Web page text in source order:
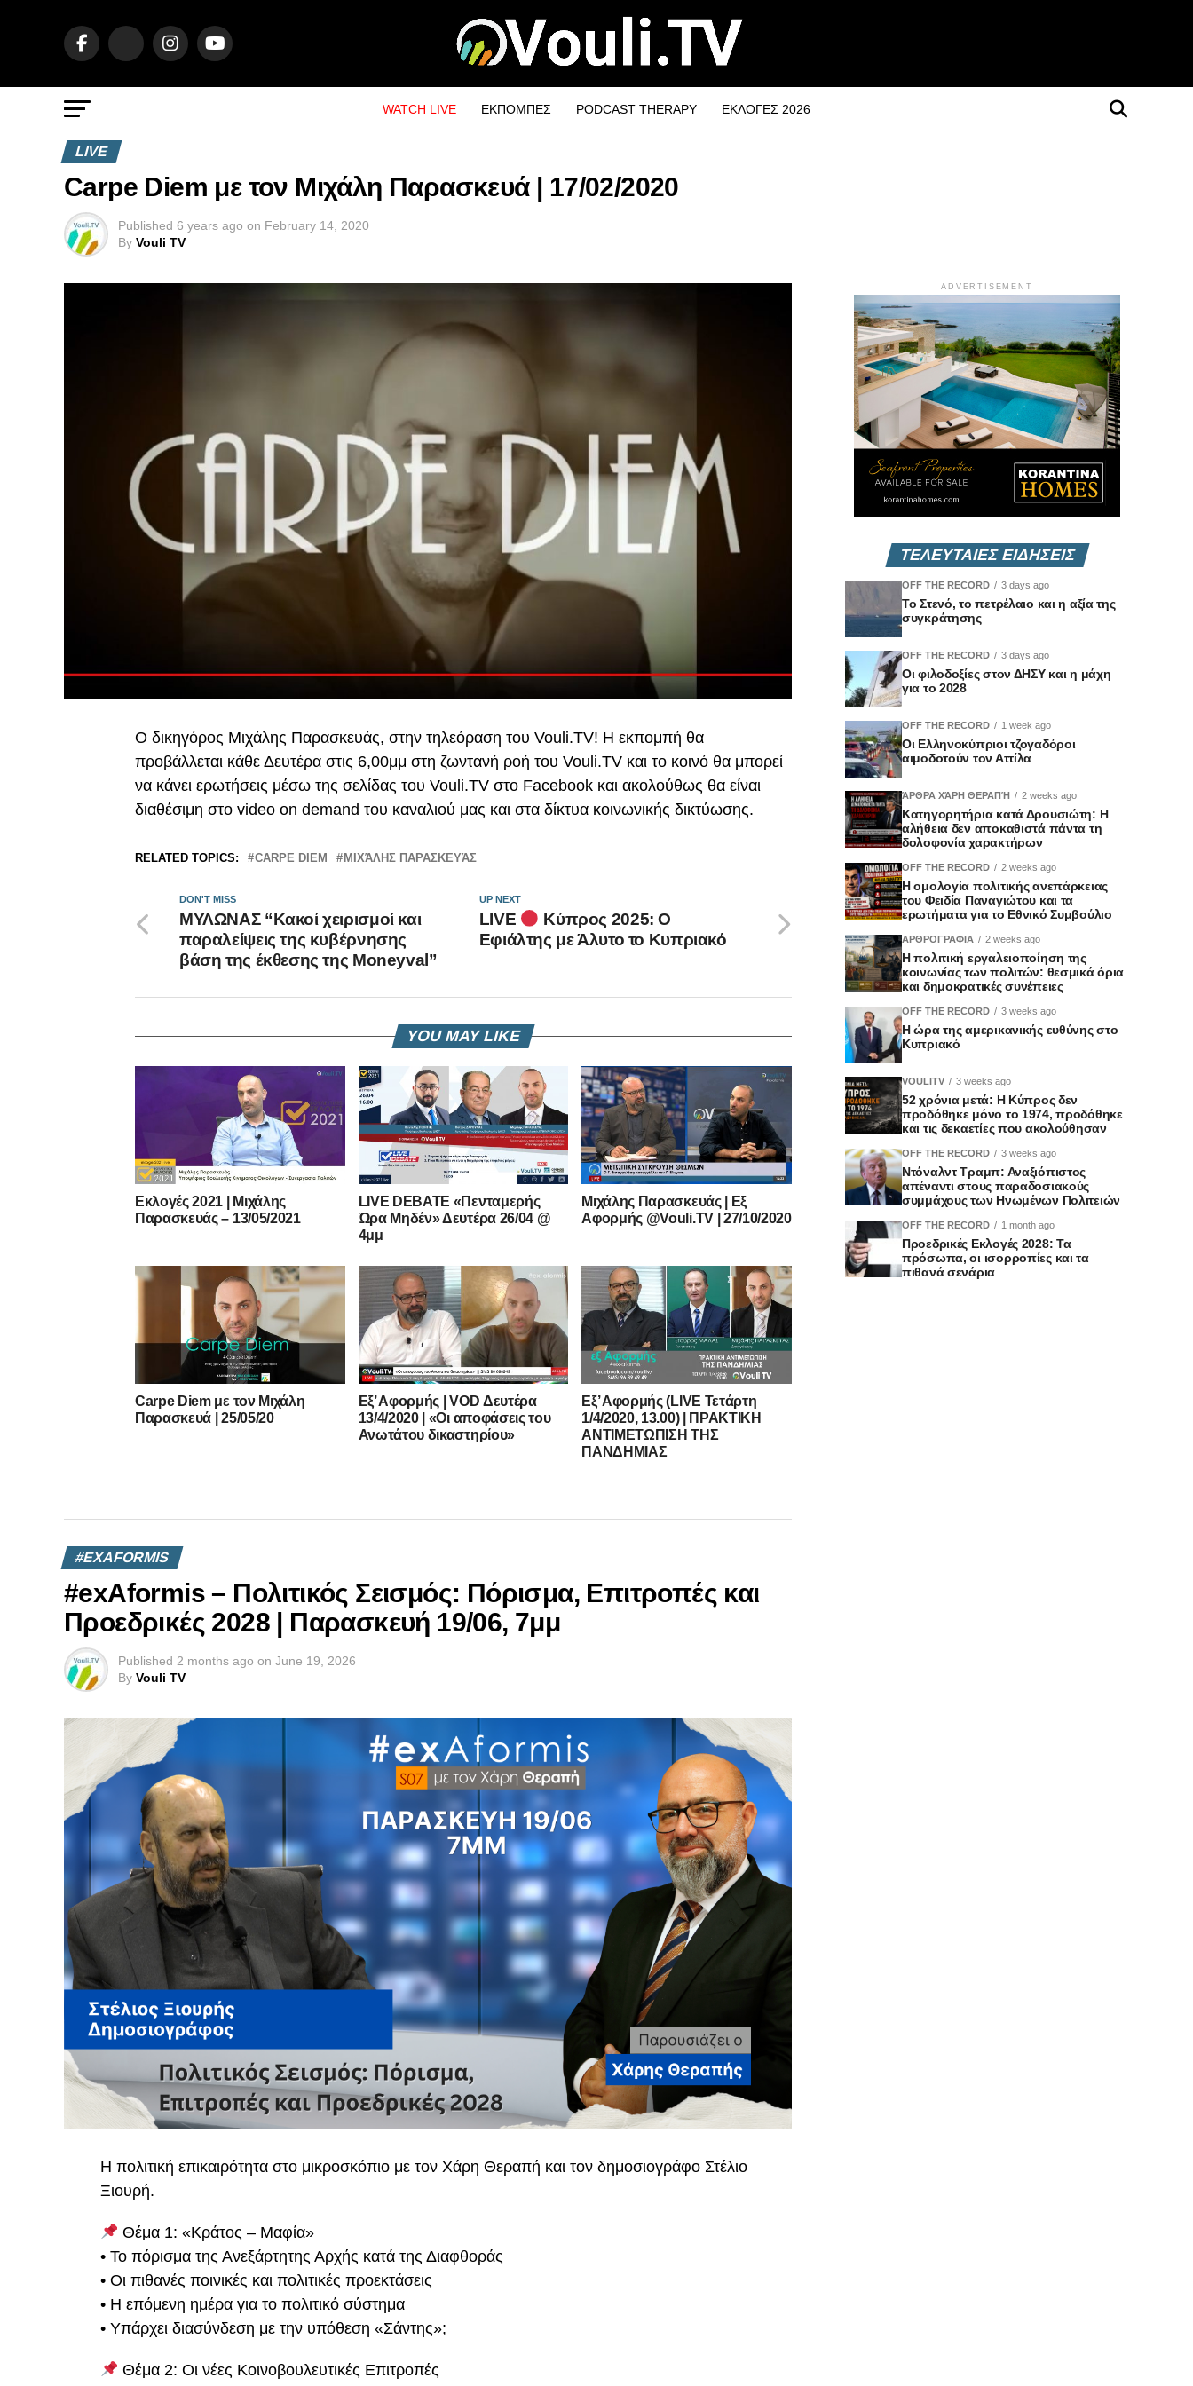
WATCH LIVE ΕΚΠΟΜΠΕΣ PODCAST THERAPY ΕΚΛΟΓΕΣ 2026
LIVE
Carpe Diem με τον Μιχάλη Παρασκευά | 17/02/2020
Published 6 years ago on February 14, 2020
By Vouli TV
Ο δικηγόρος Μιχάλης Παρασκευάς, στην τηλεόραση του Vouli.TV! Η εκπομπή θα
προβάλλεται κάθε Δευτέρα στις 6,00μμ στη ζωντανή ροή του Vouli.TV και το κοινό θα μπορεί
να κάνει ερωτήσεις μέσω της σελίδας του Vouli.TV στο Facebook και ακολούθως θα είναι
διαθέσιμη στο video on demand του καναλιού μας και στα δίκτυα κοινωνικής δικτύωσης.
RELATED TOPICS: CARPE DIEM ΜΙΧΆΛΗΣ ΠΑΡΑΣΚΕΥΆΣ
UP NEXT
LIVE
Κύπρος 2025: Ο
Εφιάλτης με Άλυτο το Κυπριακό
DON'T MISS
ΜΥΛΩΝΑΣ “Κακοί χειρισμοί και
παραλείψεις της κυβέρνησης
βάση της έκθεσης της Moneyval”
YOU MAY LIKE
Εκλογές 2021 | Μιχάλης
Παρασκευάς – 13/05/2021
LIVE DEBATE «Πενταμερής
Ώρα Μηδέν» Δευτέρα 26/04 @
4μμ
Μιχάλης Παρασκευάς | Εξ
Αφορμής @Vouli.TV | 27/10/2020
Carpe Diem με τον Μιχάλη
Παρασκευά | 25/05/20
Εξ’ Αφορμής | VOD Δευτέρα
13/4/2020 | «Οι αποφάσεις του
Ανωτάτου δικαστηρίου»
Εξ’ Αφορμής (LIVE Τετάρτη
1/4/2020, 13.00) | ΠΡΑΚΤΙΚΗ
ΑΝΤΙΜΕΤΩΠΙΣΗ ΤΗΣ
ΠΑΝΔΗΜΙΑΣ
#EXAFORMIS
#exAformis – Πολιτικός Σεισμός: Πόρισμα, Επιτροπές και
Προεδρικές 2028 | Παρασκευή 19/06, 7μμ
Published 2 months ago on June 19, 2026
By Vouli TV
Η πολιτική επικαιρότητα στο μικροσκόπιο με τον Χάρη Θεραπή και τον δημοσιογράφο Στέλιο
Ξιουρή.
Θέμα 1: «Κράτος – Μαφία»
• Το πόρισμα της Ανεξάρτητης Αρχής κατά της Διαφθοράς
• Οι πιθανές ποινικές και πολιτικές προεκτάσεις
• Η επόμενη ημέρα για το πολιτικό σύστημα
• Υπάρχει διασύνδεση με την υπόθεση «Σάντης»;
Θέμα 2: Οι νέες Κοινοβουλευτικές Επιτροπές
ADVERTISEMENT
ΤΕΛΕΥΤΑΙΕΣ ΕΙΔΗΣΕΙΣ
OFF THE RECORD 3 days ago
Το Στενό, το πετρέλαιο και η αξία της
συγκράτησης
OFF THE RECORD 3 days ago
Οι φιλοδοξίες στον ΔΗΣΥ και η μάχη
για το 2028
OFF THE RECORD 1 week ago
Οι Ελληνοκύπριοι τζογαδόροι
αιμοδοτούν τον Αττίλα
ΆΡΘΡΑ ΧΆΡΗ ΘΕΡΑΠΉ 2 weeks ago
Κατηγορητήρια κατά Δρουσιώτη: Η
αλήθεια δεν αποκαθιστά πάντα τη
δολοφονία χαρακτήρων
OFF THE RECORD 2 weeks ago
Η ομολογία πολιτικής ανεπάρκειας
του Φειδία Παναγιώτου και τα
ερωτήματα για το Εθνικό Συμβούλιο
ΑΡΘΡΟΓΡΑΦΙΑ 2 weeks ago
Η πολιτική εργαλειοποίηση της
κοινωνίας των πολιτών: θεσμικά όρια
και δημοκρατικές συνέπειες
OFF THE RECORD 3 weeks ago
Η ώρα της αμερικανικής ευθύνης στο
Κυπριακό
VOULITV 3 weeks ago
52 χρόνια μετά: Η Κύπρος δεν
προδόθηκε μόνο το 1974, προδόθηκε
και τις δεκαετίες που ακολούθησαν
OFF THE RECORD 3 weeks ago
Ντόναλντ Τραμπ: Αναξιόπιστος
απέναντι στους παραδοσιακούς
συμμάχους των Ηνωμένων Πολιτειών
OFF THE RECORD 1 month ago
Προεδρικές Εκλογές 2028: Τα
πρόσωπα, οι ισορροπίες και τα
πιθανά σενάρια